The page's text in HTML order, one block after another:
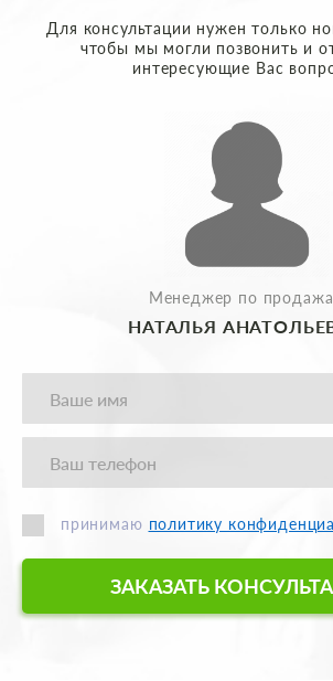
Для консультации нужен только
чтобы мы могли позвонить и
интересующие Вас
Менеджер по
НАТАЛЬЯ
принимаю политику
ЗАКАЗАТЬ